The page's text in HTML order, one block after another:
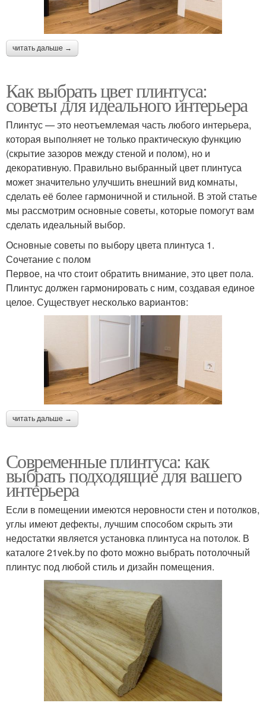
читать дальше →
Как выбрать цвет плинтуса:
советы для идеального интерьера
Плинтус — это неотъемлемая часть любого интерьера,
которая выполняет не только практическую функцию
(скрытие зазоров между стеной и полом), но и
декоративную. Правильно выбранный цвет плинтуса
может значительно улучшить внешний вид комнаты,
сделать её более гармоничной и стильной. В этой статье
мы рассмотрим основные советы, которые помогут вам
сделать идеальный выбор.
Основные советы по выбору цвета плинтуса 1.
Сочетание с полом
Первое, на что стоит обратить внимание, это цвет пола.
Плинтус должен гармонировать с ним, создавая единое
целое. Существует несколько вариантов:
читать дальше →
Современные плинтуса: как
выбрать подходящие для вашего
интерьера
Если в помещении имеются неровности стен и потолков,
углы имеют дефекты, лучшим способом скрыть эти
недостатки является установка плинтуса на потолок. В
каталоге 21vek.by по фото можно выбрать потолочный
плинтус под любой стиль и дизайн помещения.